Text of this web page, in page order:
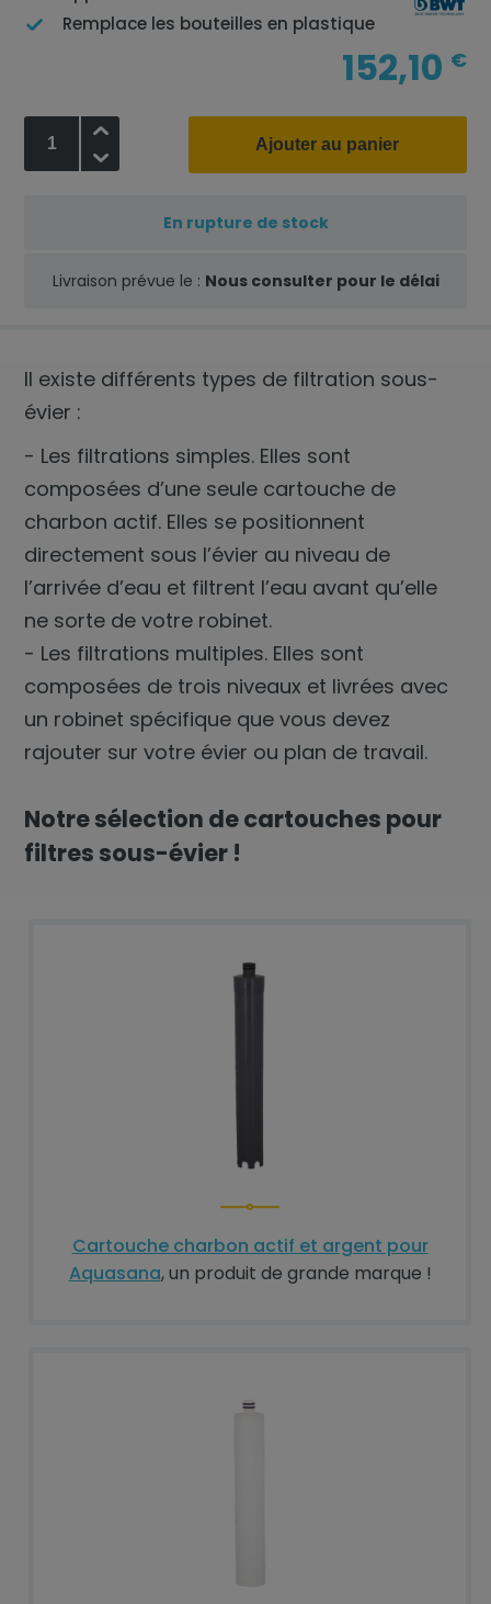
Il existe différents types de filtration sous-
évier :
- Les filtrations simples. Elles sont
composées d’une seule cartouche de
charbon actif. Elles se positionnent
directement sous l’évier au niveau de
l’arrivée d’eau et filtrent l’eau avant qu’elle
ne sorte de votre robinet.
- Les filtrations multiples. Elles sont
composées de trois niveaux et livrées avec
un robinet spécifique que vous devez
rajouter sur votre évier ou plan de travail.
Notre sélection de cartouches pour
filtres sous-évier !
Cartouche charbon actif et argent pour
Aquasana, un produit de grande marque !
Remplace les bouteilles en plastique
152,10 €
Ajouter au panier
En rupture de stock
Livraison prévue le : Nous consulter pour le délai